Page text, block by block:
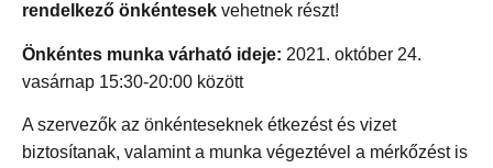
rendelkező önkéntesek vehetnek részt!
Önkéntes munka várható ideje: 2021. október 24.
vasárnap 15:30-20:00 között
A szervezők az önkénteseknek étkezést és vizet
biztosítanak, valamint a munka végeztével a mérkőzést is